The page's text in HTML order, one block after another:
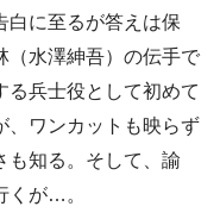
白に至るが答えは保
（水澤紳吾）の伝手で
る兵士役として初めて
、ワンカットも映らず
も知る。そして、諭
くが…。